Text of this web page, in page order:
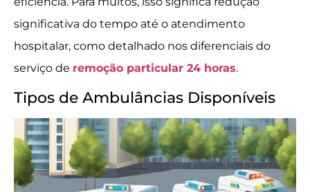
significativa do tempo até o atendimento
hospitalar, como detalhado nos diferenciais do
serviço de remoção particular 24 horas.
Tipos de Ambulâncias Disponíveis